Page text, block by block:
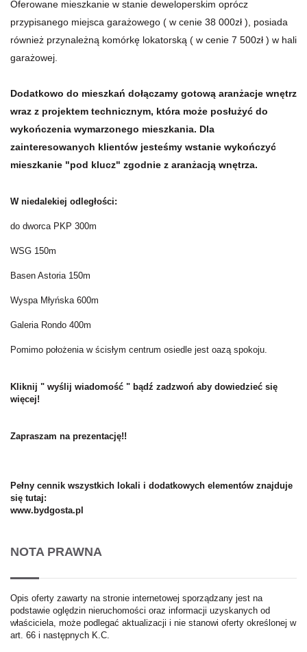
Oferowane mieszkanie w stanie deweloperskim oprócz
przypisanego miejsca garażowego ( w cenie 38 000zł ), posiada
również przynależną komórkę lokatorską ( w cenie 7 500zł ) w hali
garażowej.
Dodatkowo do mieszkań dołączamy gotową aranżacje wnętrz
wraz z projektem technicznym, która może posłużyć do
wykończenia wymarzonego mieszkania. Dla
zainteresowanych klientów jesteśmy wstanie wykończyć
mieszkanie "pod klucz" zgodnie z aranżacją wnętrza.
W niedalekiej odległości:
do dworca PKP 300m
WSG 150m
Basen Astoria 150m
Wyspa Młyńska 600m
Galeria Rondo 400m
Pomimo położenia w ścisłym centrum osiedle jest oazą spokoju.
Kliknij " wyślij wiadomość " bądź zadzwoń aby dowiedzieć się
więcej!
Zapraszam na prezentację!!
Pełny cennik wszystkich lokali i dodatkowych elementów znajduje
się tutaj:
www.bydgosta.pl
NOTA PRAWNA
Opis oferty zawarty na stronie internetowej sporządzany jest na
podstawie oględzin nieruchomości oraz informacji uzyskanych od
właściciela, może podlegać aktualizacji i nie stanowi oferty określonej w
art. 66 i następnych K.C.